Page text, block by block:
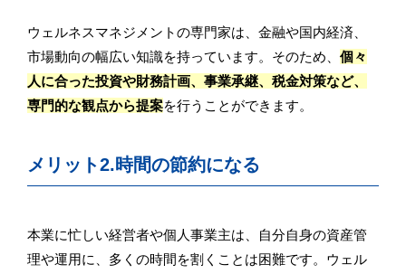
ウェルネスマネジメントの専門家は、金融や国内経済、
市場動向の幅広い知識を持っています。そのため、 個々
人に合った投資や財務計画、事業承継、税金対策など、
専門的な観点から提案を行うことができます。
メリット2.時間の節約になる
本業に忙しい経営者や個人事業主は、自分自身の資産管
理や運用に、多くの時間を割くことは困難です。ウェル